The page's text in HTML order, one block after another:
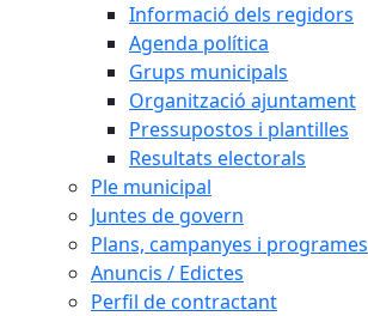
Informació dels regidors
Agenda política
Grups municipals
Organització ajuntament
Pressupostos i plantilles
Resultats electorals
Ple municipal
Juntes de govern
Plans, campanyes i programes
Anuncis / Edictes
Perfil de contractant